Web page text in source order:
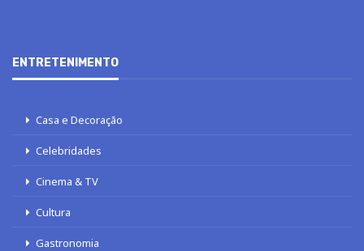
ENTRETENIMENTO
Casa e Decoração
Celebridades
Cinema & TV
Cultura
Gastronomia